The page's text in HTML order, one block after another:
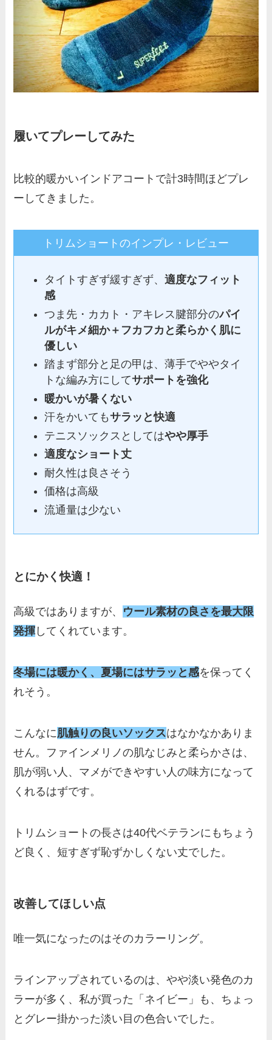
履いてプレーしてみた
比較的暖かいインドアコートで計3時間ほどプレ
ーしてきました。
トリムショートのインプレ・レビュー
タイトすぎず緩すぎず、 適度なフィット
感
つま先・カカト・アキレス腱部分のパイ
ルがキメ細か＋フカフカと柔らかく肌に
優しい
踏まず部分と足の甲は、薄手でややタイ
トな編み方にしてサポートを強化
暖かいが暑くない
汗をかいてもサラッと快適
テニスソックスとしてはやや厚手
適度なショート丈
耐久性は良さそう
価格は高級
流通量は少ない
とにかく快適！
高級ではありますが、 ウール素材の良さを最大限
発揮 してくれています。
冬場には暖かく、夏場にはサラッと感を保ってく
れそう。
こんなに 肌触りの良いソックスはなかなかありま
せん。ファインメリノの肌なじみと柔らかさは、
肌が弱い人、マメができやすい人の味方になって
くれるはずです。
トリムショートの長さは40代ベテランにもちょう
ど良く、短すぎず恥ずかしくない丈でした。
改善してほしい点
唯一気になったのはそのカラーリング。
ラインアップされているのは、やや淡い発色のカ
ラーが多く、私が買った「ネイビー」も、ちょっ
とグレー掛かった淡い目の色合いでした。